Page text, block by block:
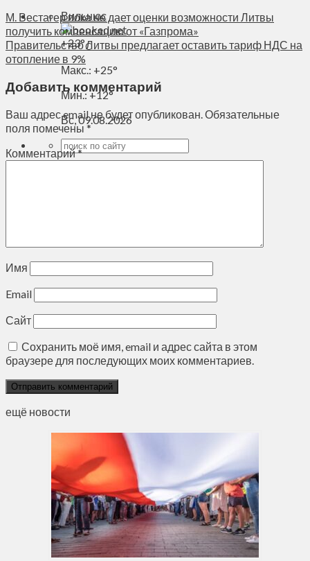
Вильнюс
+23°C
Макс.: +25°
Мин.:+12°
Вс, 09.08.2026
М. Вестагер пока не дает оценки возможности Литвы
получить компенсацию от «Газпрома»
Правительство Литвы предлагает оставить тариф НДС на
отопление в 9%
Добавить комментарий
Ваш адрес email не будет опубликован.Обязательные
поля помечены *
Комментарий*
Имя
Email
Сайт
Сохранить моё имя, email и адрес сайта в этом
браузере для последующих моих комментариев.
ещё новости